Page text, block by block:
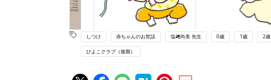
しつけ 赤ちゃんのお世話 塩﨑尚美 先生 0歳 1歳 2歳
ひよこクラブ（後期）